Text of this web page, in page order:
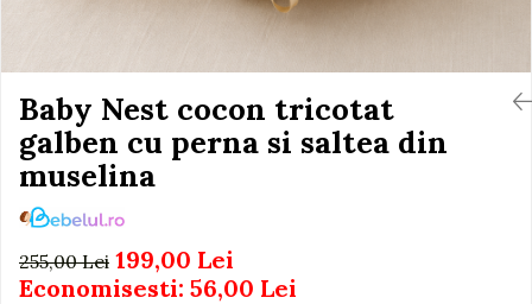
Caluti balansoar
Interactive, educative si
muzicale
Ateliere si unelte
Blocuri de constructie
Perioada Sarcinii
Pompe de san
Sisteme De Purtare
Baby Nest cocon tricotat
galben cu perna si saltea din
muselina
255,00 Lei 199,00 Lei
Economisesti: 56,00 Lei